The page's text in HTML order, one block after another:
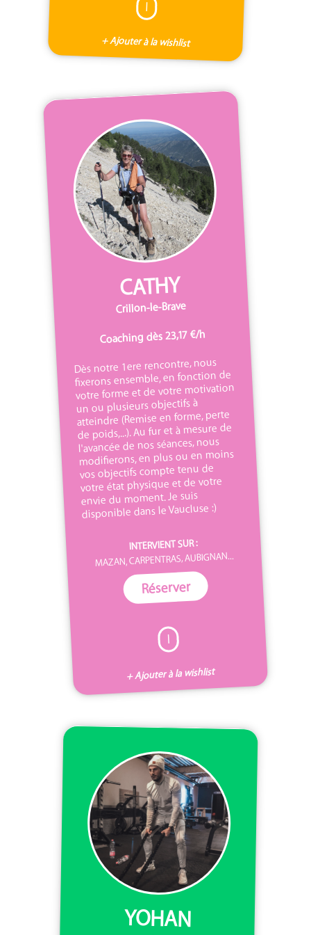
I
+ Ajouter à la wishlist
CATHY
Crillon-le-Brave
Coaching dès 23,17 €/h
Dès notre 1ere rencontre, nous
fixerons ensemble, en fonction de
votre forme et de votre motivation
un ou plusieurs objectifs à
atteindre (Remise en forme, perte
de poids,...). Au fur et à mesure de
l'avancée de nos séances, nous
modifierons, en plus ou en moins
vos objectifs compte tenu de
votre état physique et de votre
envie du moment. Je suis
disponible dans le Vaucluse :)
INTERVIENT SUR :
MAZAN, CARPENTRAS, AUBIGNAN...
Réserver
I
+ Ajouter à la wishlist
YOHAN